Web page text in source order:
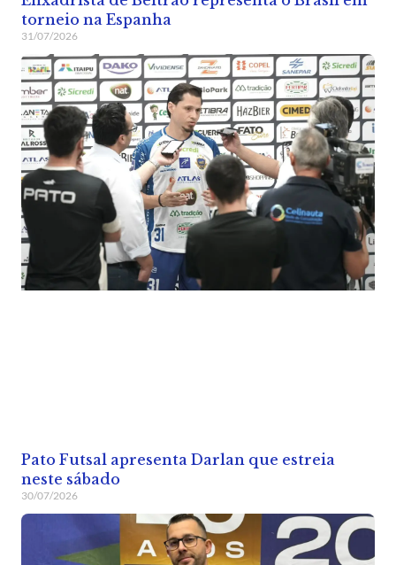
torneio na Espanha
31/07/2026
Pato Futsal apresenta Darlan que estreia
neste sábado
30/07/2026